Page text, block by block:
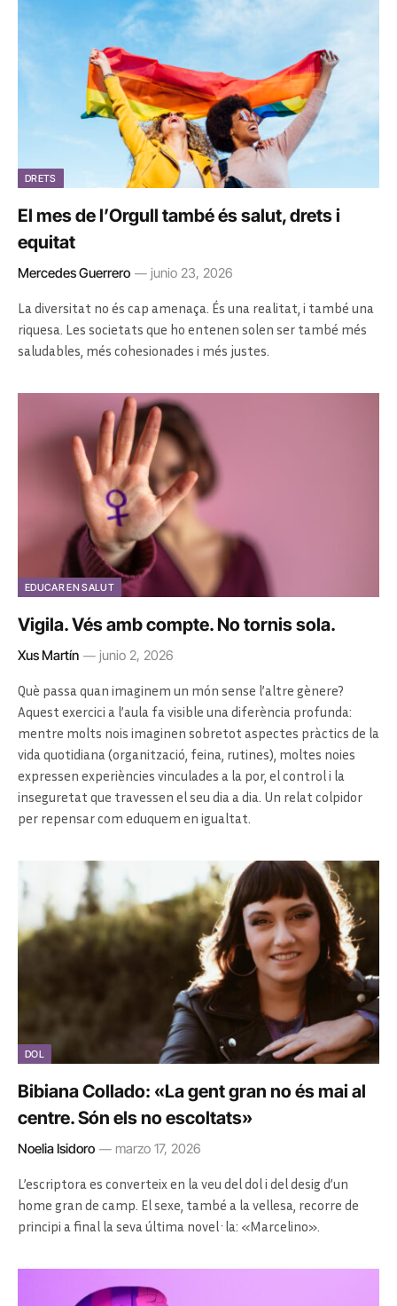
DRETS
El mes de l’Orgull també és salut, drets i
equitat
Mercedes Guerrero junio 23, 2026
La diversitat no és cap amenaça. És una realitat, i també una
riquesa. Les societats que ho entenen solen ser també més
saludables, més cohesionades i més justes.
EDUCAR EN SALUT
Vigila. Vés amb compte. No tornis sola.
Xus Martín junio 2, 2026
Què passa quan imaginem un món sense l’altre gènere?
Aquest exercici a l’aula fa visible una diferència profunda:
mentre molts nois imaginen sobretot aspectes pràctics de la
vida quotidiana (organització, feina, rutines), moltes noies
expressen experiències vinculades a la por, el control i la
inseguretat que travessen el seu dia a dia. Un relat colpidor
per repensar com eduquem en igualtat.
DOL
Bibiana Collado: «La gent gran no és mai al
centre. Són els no escoltats»
Noelia Isidoro marzo 17, 2026
L’escriptora es converteix en la veu del dol i del desig d’un
home gran de camp. El sexe, també a la vellesa, recorre de
principi a final la seva última novel·la: «Marcelino».